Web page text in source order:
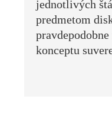
jednotlivých
predmetom
konceptu